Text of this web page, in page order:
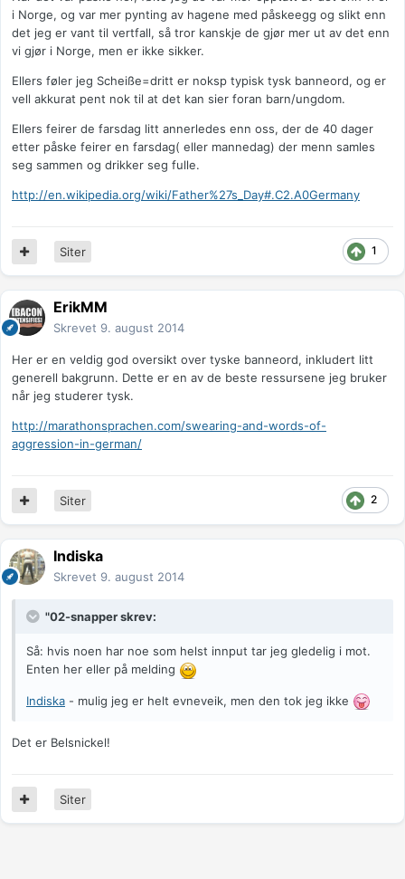
i Norge, og var mer pynting av hagene med påskeegg og slikt enn
det jeg er vant til vertfall, så tror kanskje de gjør mer ut av det enn
vi gjør i Norge, men er ikke sikker.
Ellers føler jeg Scheiße=dritt er noksp typisk tysk banneord, og er
vell akkurat pent nok til at det kan sier foran barn/ungdom.
Ellers feirer de farsdag litt annerledes enn oss, der de 40 dager
etter påske feirer en farsdag( eller mannedag) der menn samles
seg sammen og drikker seg fulle.
http://en.wikipedia.org/wiki/Father%27s_Day#.C2.A0Germany
1
Siter
ErikMM
Skrevet 9. august 2014
Her er en veldig god oversikt over tyske banneord, inkludert litt
generell bakgrunn. Dette er en av de beste ressursene jeg bruker
når jeg studerer tysk.
http://marathonsprachen.com/swearing-and-words-of-
aggression-in-german/
2
Siter
Indiska
Skrevet 9. august 2014
"02-snapper skrev:
Så: hvis noen har noe som helst innput tar jeg gledelig i mot.
Enten her eller på melding
Indiska - mulig jeg er helt evneveik, men den tok jeg ikke
Det er Belsnickel!
Siter